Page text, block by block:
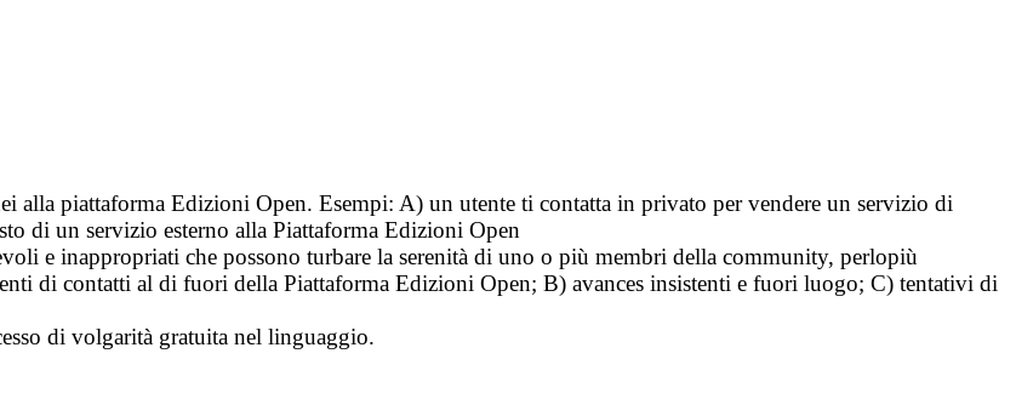
alla piattaforma Edizioni Open. Esempi: A) un utente ti contatta in privato per vendere un servizio di
di un servizio esterno alla Piattaforma Edizioni Open
e inappropriati che possono turbare la serenità di uno o più membri della community, perlopiù
di contatti al di fuori della Piattaforma Edizioni Open; B) avances insistenti e fuori luogo; C) tentativi di
di volgarità gratuita nel linguaggio.